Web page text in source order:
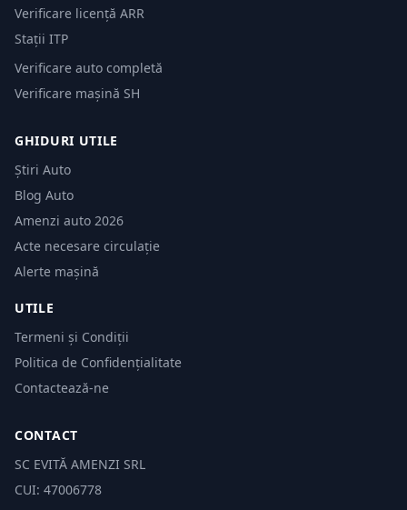
Verificare licență ARR
Stații ITP
Verificare auto completă
Verificare mașină SH
GHIDURI UTILE
Știri Auto
Blog Auto
Amenzi auto 2026
Acte necesare circulație
Alerte mașină
UTILE
Termeni și Condiții
Politica de Confidențialitate
Contactează-ne
CONTACT
SC EVITĂ AMENZI SRL
CUI: 47006778